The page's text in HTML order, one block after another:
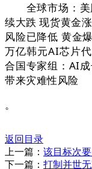
全球市场：美
续大跌 现货黄金
风险已降低 黄金
万亿韩元AI芯片
合国专家组：AI
带来灾难性风险
。
返回目录
上一篇： 该目标次
下一篇： 打制并世